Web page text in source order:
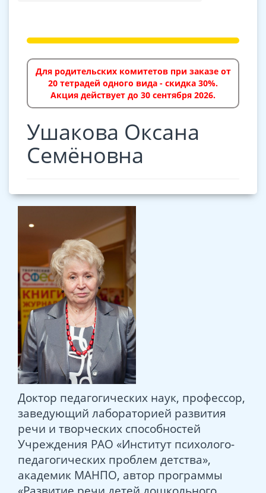
Бюджетным организациям
Популярные авторы
Издать книгу
Каталоги и презентации (pdf)
Способы доставки
Где купить?
#Больше, чем бизнес
Для родительских комитетов при заказе от
20 тетрадей одного вида - скидка 30%.
Акция действует до 30 сентября 2026.
Ушакова Оксана
Семёновна
Доктор педагогических наук, профессор,
заведующий лабораторией развития
речи и творческих способностей
Учреждения РАО «Институт психолого-
педагогических проблем детства»,
академик МАНПО, автор программы